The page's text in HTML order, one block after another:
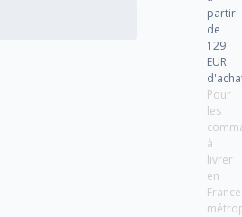
partir
de
129
EUR
Pour
les
à
livrer
en
France